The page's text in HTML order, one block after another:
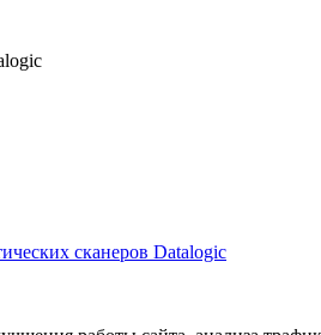
сканеров Datalogic